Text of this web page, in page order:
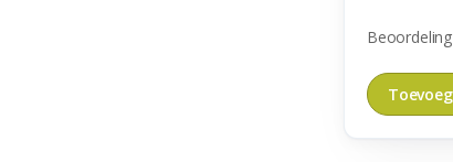
Beoordeling